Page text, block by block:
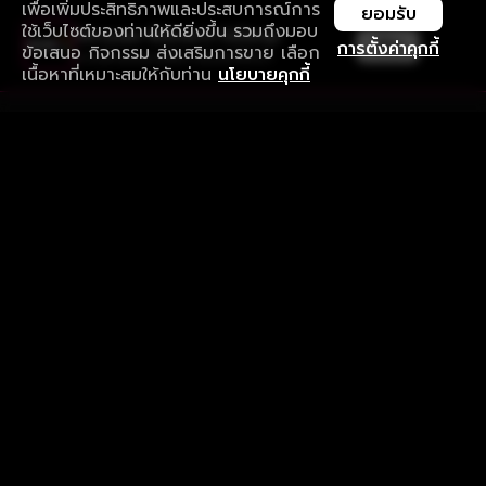
เพื่อเพิ่มประสิทธิภาพและประสบการณ์การ
ใช้เว็บไซต์ของท่านให้ดียิ่งขึ้น รวมถึงมอบ
ข้อเสนอ กิจกรรม ส่งเสริมการขาย เลือก
เนื้อหาที่เหมาะสมให้กับท่าน นโยบายคุกกี้
การตั้งค่าคุกกี้
ยอมรับ
ใช้งานแอป ลื่นไหลกว่า ไม่มีสะดุด
ดาวน์โหลดแอปเพื่อการรับชมที่ดีกว่า เปิด